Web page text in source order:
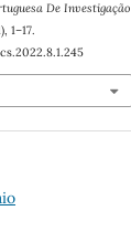
De Investigação
1–17.